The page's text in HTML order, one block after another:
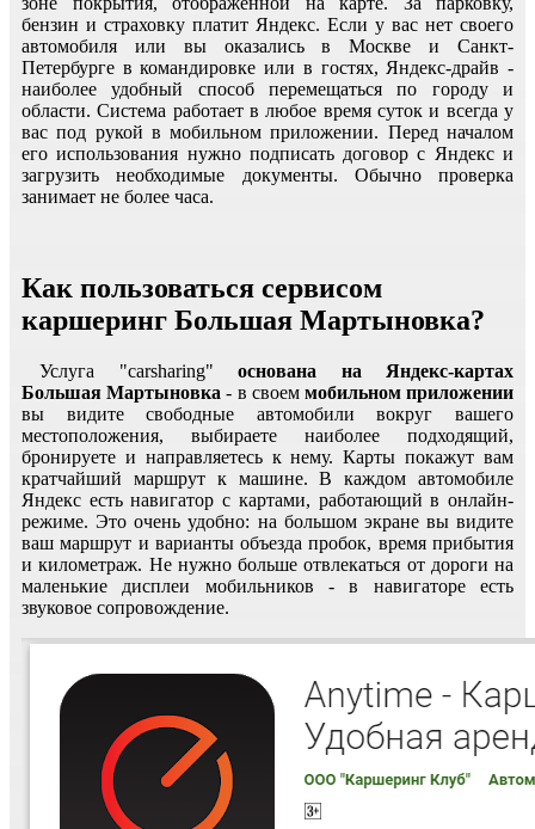
бензин и страховку платит Яндекс. Если у вас нет своего
автомобиля или вы оказались в Москве и Санкт-
Петербурге в командировке или в гостях, Яндекс-драйв -
наиболее удобный способ перемещаться по городу и
области. Система работает в любое время суток и всегда у
вас под рукой в мобильном приложении. Перед началом
его использования нужно подписать договор с Яндекс и
загрузить необходимые документы. Обычно проверка
занимает не более часа.
Как пользоваться сервисом
каршеринг Большая Мартыновка?
Услуга "carsharing" основана на Яндекс-картах
Большая Мартыновка - в своем мобильном приложении
вы видите свободные автомобили вокруг вашего
местоположения, выбираете наиболее подходящий,
бронируете и направляетесь к нему. Карты покажут вам
кратчайший маршрут к машине. В каждом автомобиле
Яндекс есть навигатор с картами, работающий в онлайн-
режиме. Это очень удобно: на большом экране вы видите
ваш маршрут и варианты объезда пробок, время прибытия
и километраж. Не нужно больше отвлекаться от дороги на
маленькие дисплеи мобильников - в навигаторе есть
звуковое сопровождение.